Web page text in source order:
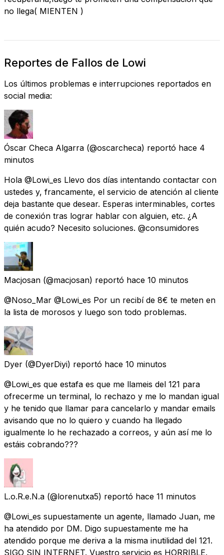
no llega( MIENTEN )
Reportes de Fallos de Lowi
Los últimos problemas e interrupciones reportados en
social media:
Óscar Checa Algarra (@oscarcheca) reportó hace 4
minutos
Hola @Lowi_es Llevo dos días intentando contactar con
ustedes y, francamente, el servicio de atención al cliente
deja bastante que desear. Esperas interminables, cortes
de conexión tras lograr hablar con alguien, etc. ¿A
quién acudo? Necesito soluciones. @consumidores
Macjosan (@macjosan) reportó hace 10 minutos
@Noso_Mar @Lowi_es Por un recibí de 8€ te meten en
la lista de morosos y luego son todo problemas.
Dyer (@DyerDiyi) reportó hace 10 minutos
@Lowi_es que estafa es que me llameis del 121 para
ofrecerme un terminal, lo rechazo y me lo mandan igual
y he tenido que llamar para cancelarlo y mandar emails
avisando que no lo quiero y cuando ha llegado
igualmente lo he rechazado a correos, y aún así me lo
estáis cobrando???
L.o.R.e.N.a (@lorenutxa5) reportó hace 11 minutos
@Lowi_es supuestamente un agente, llamado Juan, me
ha atendido por DM. Digo supuestamente me ha
atendido porque me deriva a la misma inutilidad del 121.
SIGO SIN INTERNET. Vuestro servicio es HORRIBLE.